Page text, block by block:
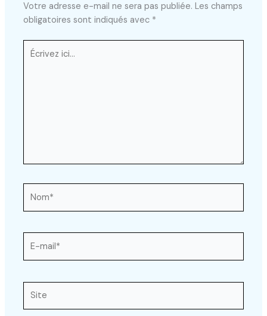
Votre adresse e-mail ne sera pas publiée. Les champs
obligatoires sont indiqués avec *
Écrivez
ici…
mail*